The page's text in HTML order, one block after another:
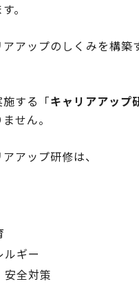
。
アップのしくみを構築
する「キャリアアップ
せん。
アップ研修は、
ルギー
安全対策